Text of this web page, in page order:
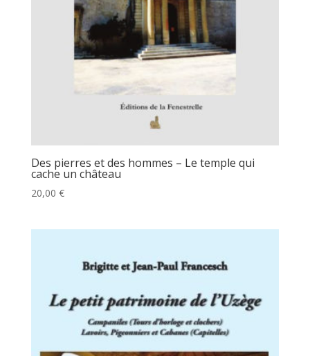
Des pierres et des hommes – Le temple qui
cache un château
20,00 €